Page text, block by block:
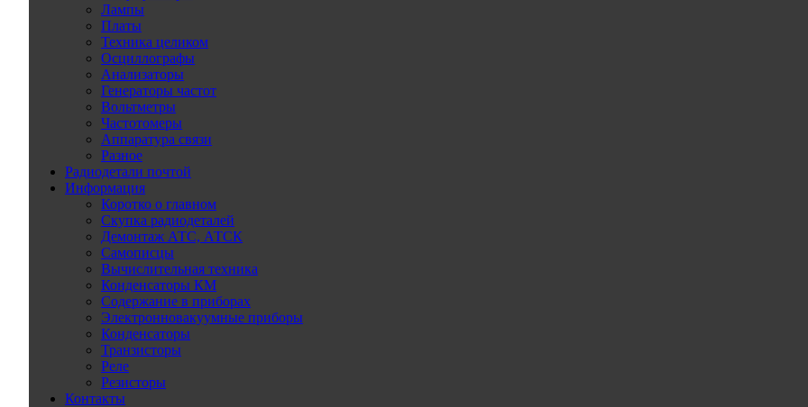
Лампы
Платы
Техника целиком
Осциллографы
Анализаторы
Генераторы частот
Вольтметры
Частотомеры
Аппаратура связи
Разное
Радиодетали почтой
Информация
Коротко о главном
Скупка радиодеталей
Демонтаж АТС, АТСК
Самописцы
Вычислительная техника
Конденсаторы КМ
Содержание в приборах
Электронновакуумные приборы
Конденсаторы
Транзисторы
Реле
Резисторы
Контакты